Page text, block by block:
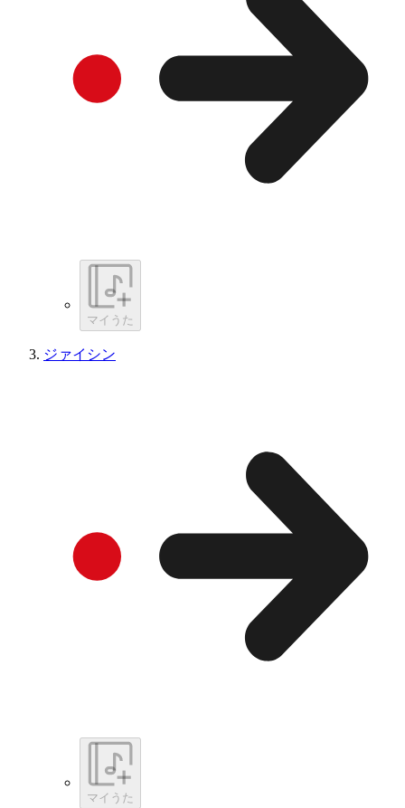
マイうた
ジァイシン
マイうた